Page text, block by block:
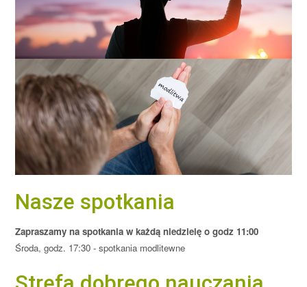
Nasze spotkania
Zapraszamy na spotkania w każdą niedzielę o godz 11:00
Środa, godz. 17:30 - spotkania modlitewne